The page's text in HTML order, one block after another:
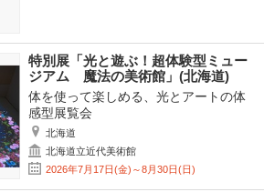
特別展「光と遊ぶ！超体験型ミュー
ジアム 魔法の美術館」(北海道)
体を使って楽しめる、光とアートの体
感型展覧会
北海道
北海道立近代美術館
2026年7月17日(金)～8月30日(日)